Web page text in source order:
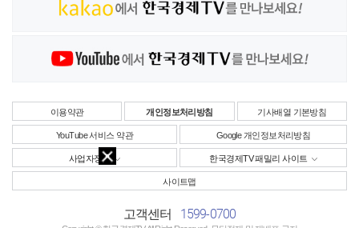
이용약관 개인정보처리방침 기사배열 기본방침
YouTube 서비스 약관 Google 개인정보처리방침
사업자정보 한국경제TV 패밀리 사이트
사이트맵
고객센터 1599-0700